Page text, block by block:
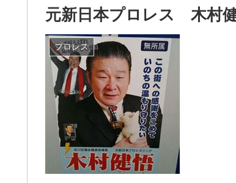
元新日本プロレス 木村
プロレス